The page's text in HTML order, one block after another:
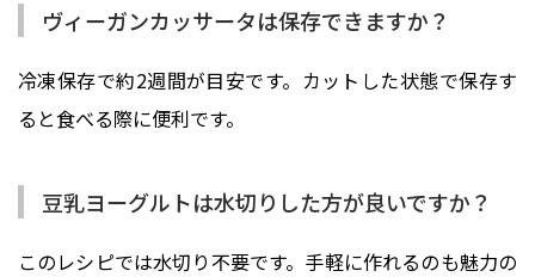
ヴィーガンカッサータは保存できますか？
冷凍保存で約2週間が目安です。カットした状態で保存す
ると食べる際に便利です。
豆乳ヨーグルトは水切りした方が良いですか？
このレシピでは水切り不要です。手軽に作れるのも魅力の